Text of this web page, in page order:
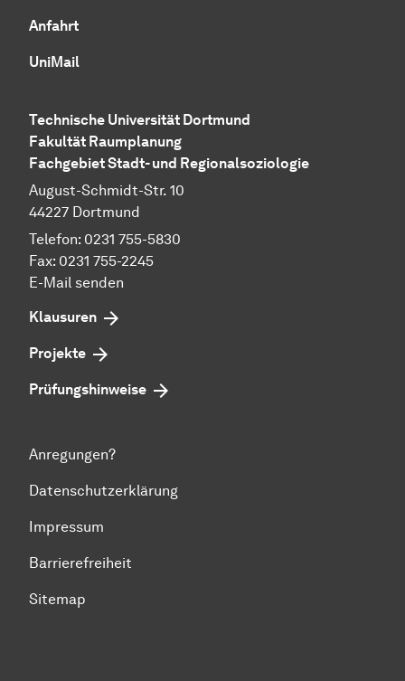
Anfahrt
UniMail
Technische Uni­ver­si­tät Dort­mund
Fa­kul­tät Raum­pla­nung
Fachgebiet Stadt- und Regionalsoziologie
August-Schmidt-Str. 10
44227 Dort­mund
Telefon: 0231 755-5830
Fax: 0231 755-2245
E-Mail senden
Klausuren
Projekte
Prü­fungs­hin­wei­se
Anregungen?
Datenschutzerklärung
Impressum
Barrierefreiheit
Sitemap